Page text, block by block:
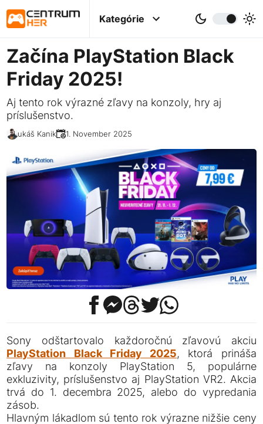
Kategórie
Začína PlayStation Black
Friday 2025!
Aj tento rok výrazné zľavy na konzoly, hry aj
príslušenstvo.
Lukáš Kanik 21. November 2025
Sony odštartovalo každoročnú zľavovú akciu
PlayStation Black Friday 2025, ktorá prináša
zľavy na konzoly PlayStation 5, populárne
exkluzivity, príslušenstvo aj PlayStation VR2. Akcia
trvá do 1. decembra 2025, alebo do vypredania
zásob.
Hlavným lákadlom sú tento rok výrazne nižšie ceny